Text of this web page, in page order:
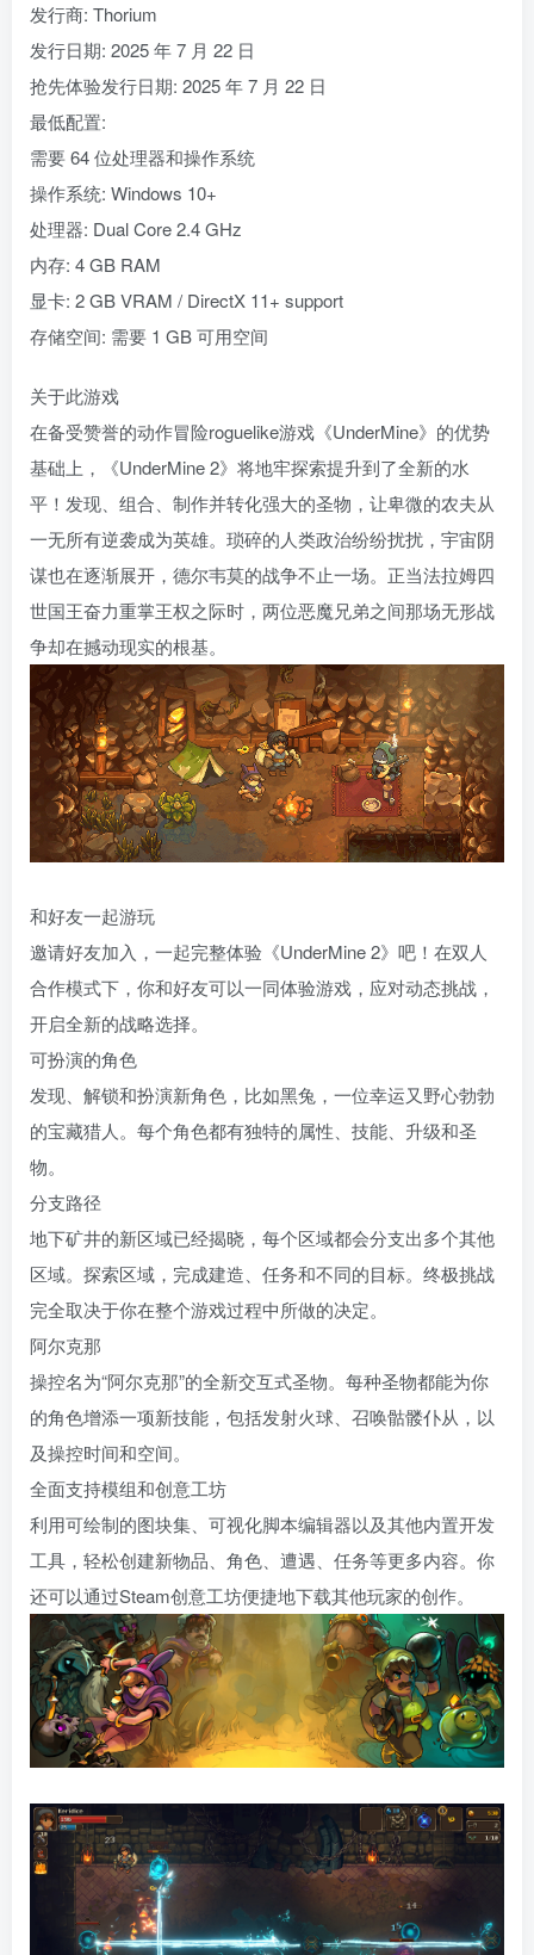
发行商: Thorium
发行日期: 2025 年 7 月 22 日
抢先体验发行日期: 2025 年 7 月 22 日
最低配置:
需要 64 位处理器和操作系统
操作系统: Windows 10+
处理器: Dual Core 2.4 GHz
内存: 4 GB RAM
显卡: 2 GB VRAM / DirectX 11+ support
存储空间: 需要 1 GB 可用空间
关于此游戏
在备受赞誉的动作冒险roguelike游戏《UnderMine》的优势
基础上，《UnderMine 2》将地牢探索提升到了全新的水
平！发现、组合、制作并转化强大的圣物，让卑微的农夫从
一无所有逆袭成为英雄。琐碎的人类政治纷纷扰扰，宇宙阴
谋也在逐渐展开，德尔韦莫的战争不止一场。正当法拉姆四
世国王奋力重掌王权之际时，两位恶魔兄弟之间那场无形战
争却在撼动现实的根基。
和好友一起游玩
邀请好友加入，一起完整体验《UnderMine 2》吧！在双人
合作模式下，你和好友可以一同体验游戏，应对动态挑战，
开启全新的战略选择。
可扮演的角色
发现、解锁和扮演新角色，比如黑兔，一位幸运又野心勃勃
的宝藏猎人。每个角色都有独特的属性、技能、升级和圣
物。
分支路径
地下矿井的新区域已经揭晓，每个区域都会分支出多个其他
区域。探索区域，完成建造、任务和不同的目标。终极挑战
完全取决于你在整个游戏过程中所做的决定。
阿尔克那
操控名为“阿尔克那”的全新交互式圣物。每种圣物都能为你
的角色增添一项新技能，包括发射火球、召唤骷髅仆从，以
及操控时间和空间。
全面支持模组和创意工坊
利用可绘制的图块集、可视化脚本编辑器以及其他内置开发
工具，轻松创建新物品、角色、遭遇、任务等更多内容。你
还可以通过Steam创意工坊便捷地下载其他玩家的创作。